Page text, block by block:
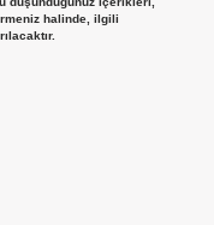
halinde, ilgili